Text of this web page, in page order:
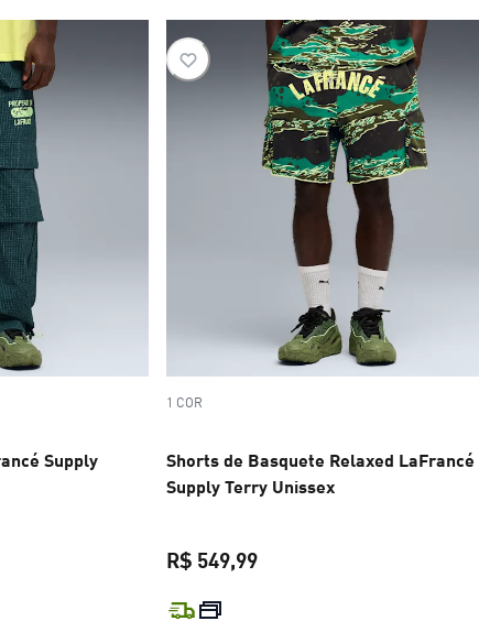
Supply
1 COR
Shorts de Basquete Relaxed LaFrancé
Supply Terry Unissex
R$ 549,99